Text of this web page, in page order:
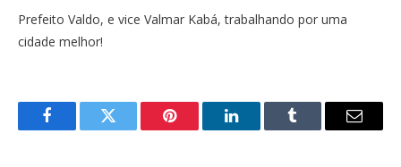
Prefeito Valdo, e vice Valmar Kabá, trabalhando por uma
cidade melhor!
FacebookTwitter Pinterest O
Tumblr
E-